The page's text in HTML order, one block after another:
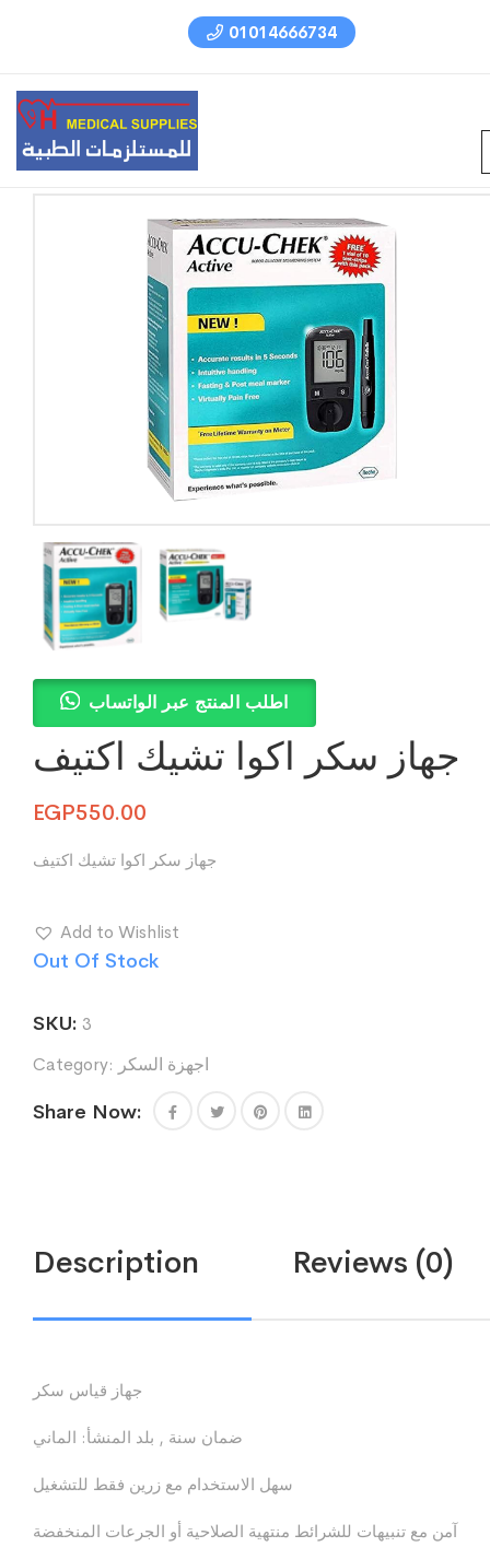
01014666734
اطلب المنتج عبر الواتساب
جهاز سكر اكوا تشيك اكتيف
EGP550.00
جهاز سكر اكوا تشيك اكتيف
Add to Wishlist
Out Of Stock
SKU: 3
Category: اجهزة السكر
Share Now:
Description Reviews (0)
جهاز قياس سكر
ضمان سنة , بلد المنشأ: الماني
سهل الاستخدام مع زرين فقط للتشغيل
آمن مع تنبيهات للشرائط منتهية الصلاحية أو الجرعات المنخفضة